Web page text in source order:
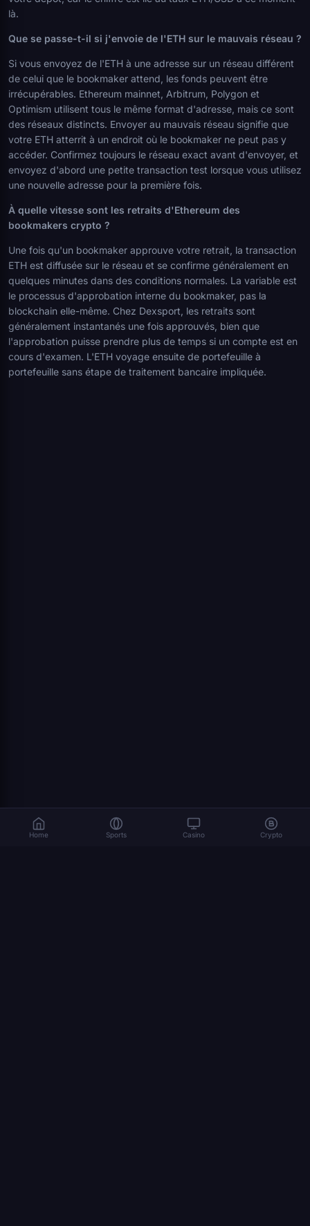
là.
Que se passe-t-il si j'envoie de l'ETH sur le mauvais réseau ?
Si vous envoyez de l'ETH à une adresse sur un réseau différent
de celui que le bookmaker attend, les fonds peuvent être
irrécupérables. Ethereum mainnet, Arbitrum, Polygon et
Optimism utilisent tous le même format d'adresse, mais ce sont
des réseaux distincts. Envoyer au mauvais réseau signifie que
votre ETH atterrit à un endroit où le bookmaker ne peut pas y
accéder. Confirmez toujours le réseau exact avant d'envoyer, et
envoyez d'abord une petite transaction test lorsque vous utilisez
une nouvelle adresse pour la première fois.
À quelle vitesse sont les retraits d'Ethereum des
bookmakers crypto ?
Une fois qu'un bookmaker approuve votre retrait, la transaction
ETH est diffusée sur le réseau et se confirme généralement en
quelques minutes dans des conditions normales. La variable est
le processus d'approbation interne du bookmaker, pas la
blockchain elle-même. Chez Dexsport, les retraits sont
généralement instantanés une fois approuvés, bien que
l'approbation puisse prendre plus de temps si un compte est en
cours d'examen. L'ETH voyage ensuite de portefeuille à
portefeuille sans étape de traitement bancaire impliquée.
Home Sports Casino Crypto